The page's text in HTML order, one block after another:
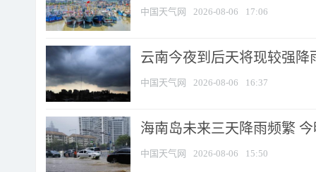
中国天气网 2026-08-06 17:06
云南今夜到后天将现较强降
中国天气网 2026-08-06 16:37
海南岛未来三天降雨频繁
中国天气网 2026-08-06 15:50